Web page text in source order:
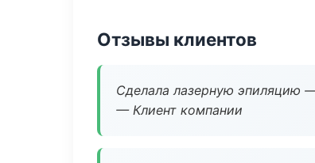
Отзывы клиентов
Сделала лазерную эпиляцию
— Клиент компании